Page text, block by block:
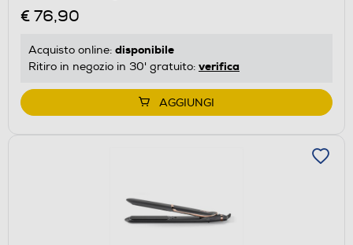
€ 76,90
Acquisto online: disponibile
Ritiro in negozio in 30' gratuito: verifica
AGGIUNGI